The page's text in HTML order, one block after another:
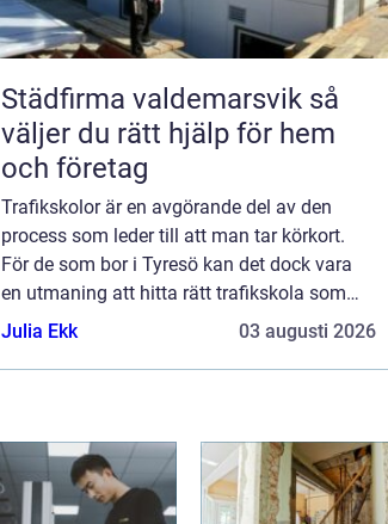
Städfirma valdemarsvik så
väljer du rätt hjälp för hem
och företag
Trafikskolor är en avgörande del av den
process som leder till att man tar körkort.
För de som bor i Tyresö kan det dock vara
en utmaning att hitta rätt trafikskola som
passar deras behov. I denna artikel kommer
Julia Ekk 03 augusti 2026